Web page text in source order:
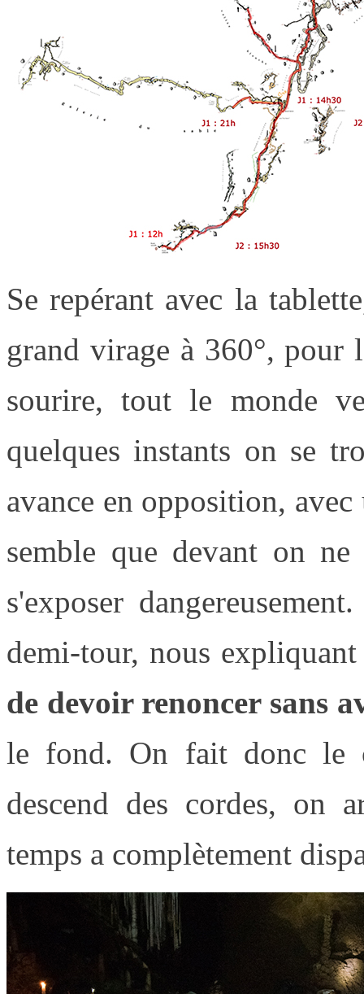
Se repérant avec la
grand virage à 360°, pour
sourire, tout le monde
quelques instants on se
avance en opposition,
semble que devant on
s'exposer
demi-tour, nous
de devoir renoncer sans
le fond. On fait donc le
descend des cordes, on
temps a complètement